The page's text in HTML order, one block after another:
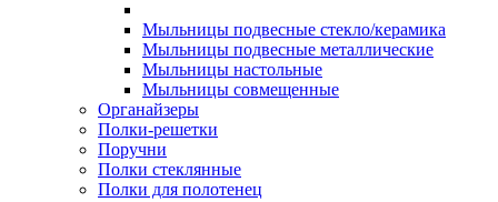
Мыльницы подвесные стекло/керамика
Мыльницы подвесные металлические
Мыльницы настольные
Мыльницы совмещенные
Органайзеры
Полки-решетки
Поручни
Полки стеклянные
Полки для полотенец